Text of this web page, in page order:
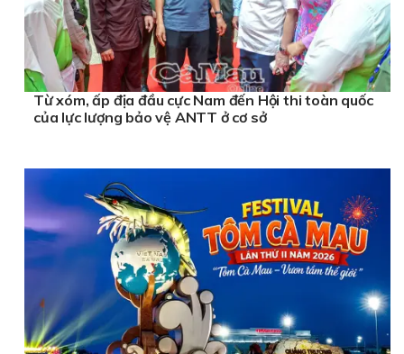
Từ xóm, ấp địa đầu cực Nam đến Hội thi toàn quốc
của lực lượng bảo vệ ANTT ở cơ sở